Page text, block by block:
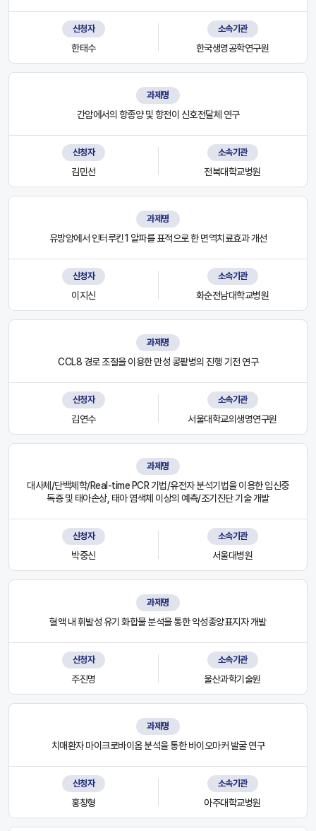
신청자
한태수
소속기관
한국생명공학연구원
과제명
간암에서의 항종양 및 항전이 신호전달체 연구
신청자
김민선
소속기관
전북대학교병원
과제명
유방암에서 인터루킨1 알파를 표적으로 한 면역치료효과 개선
신청자
이지신
소속기관
화순전남대학교병원
과제명
CCL8 경로 조절을 이용한 만성 콩팥병의 진행 기전 연구
신청자
김연수
소속기관
서울대학교의생명연구원
과제명
대사체/단백체학/Real-time PCR 기법/유전자 분석기법을 이용한 임신중
독증 및 태아손상, 태아 염색체 이상의 예측/조기진단 기술 개발
신청자
박중신
소속기관
서울대병원
과제명
혈액 내 휘발성 유기 화합물 분석을 통한 악성종양표지자 개발
신청자
주진명
소속기관
울산과학기술원
과제명
치매환자 마이크로바이옴 분석을 통한 바이오마커 발굴 연구
신청자
홍창형
소속기관
아주대학교병원